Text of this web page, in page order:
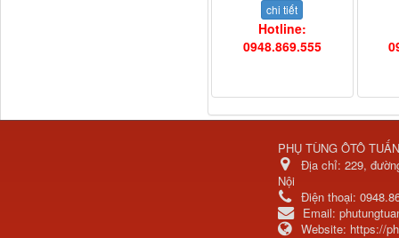
chi tiết
Hotline:
0948.869.555
Ba đờ sốc Trường Giang
PHỤ TÙNG ÔTÔ
Địa chỉ: 229,
Nội
Điện thoại:
Email:
Website: https://